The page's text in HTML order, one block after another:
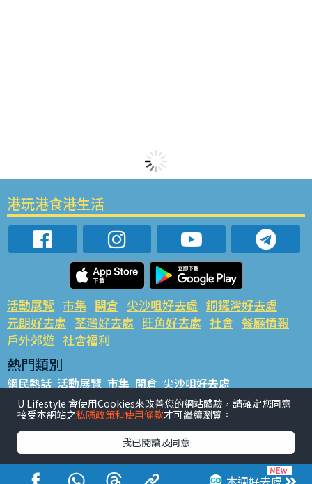
港玩港食港生活
活動展覽 市集 開倉 尖沙咀好去處 銅鑼灣好去處
元朗好去處 荃灣好去處 旺角好去處 社會 餐廳情報
戶外郊遊 社會福利
熱門類別
網民熱話 活動展覽 市集 開倉 尖沙咀好去處
銅鑼灣好去處 元朗好去處 荃灣好去處 旺角好去處 社會
餐廳情報 戶外郊遊
熱門標籤
#UGO搵好去處 #人氣活動推介 #美食社群熱話
#親子玩樂好去處
#ULifestyle應用程式 #限時搶
U Lifestyle 會使用Cookies來改善您的網站體驗，請確定您同意
接受本網站之私隱政策和使用條款才可繼續瀏覽。
我已閱讀及同意